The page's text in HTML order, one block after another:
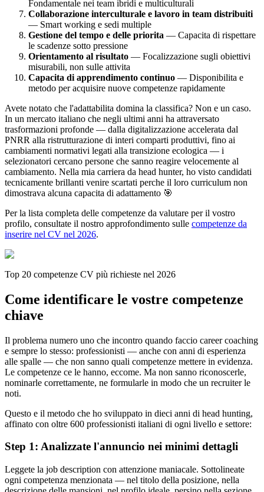
Fondamentale nei team ibridi e multiculturali
Collaborazione interculturale e lavoro in team distribuiti
— Smart working e sedi multiple
Gestione del tempo e delle priorita — Capacita di rispettare
le scadenze sotto pressione
Orientamento al risultato — Focalizzazione sugli obiettivi
misurabili, non sulle attivita
Capacita di apprendimento continuo — Disponibilita e
metodo per acquisire nuove competenze rapidamente
Avete notato che l'adattabilita domina la classifica? Non e un caso.
In un mercato italiano che negli ultimi anni ha attraversato
trasformazioni profonde — dalla digitalizzazione accelerata dal
PNRR alla ristrutturazione di interi comparti produttivi, fino ai
cambiamenti normativi legati alla transizione ecologica — i
selezionatori cercano persone che sanno reagire velocemente al
cambiamento. Nella mia carriera da head hunter, ho visto candidati
tecnicamente brillanti venire scartati perche il loro curriculum non
dimostrava alcuna capacita di adattamento 🎯
Per la lista completa delle competenze da valutare per il vostro
profilo, consultate il nostro approfondimento sulle competenze da
inserire nel CV nel 2026.
Top 20 competenze CV più richieste nel 2026
Come identificare le vostre competenze
chiave
Il problema numero uno che incontro quando faccio career coaching
e sempre lo stesso: professionisti — anche con anni di esperienza
alle spalle — che non sanno quali competenze mettere in evidenza.
Le competenze ce le hanno, eccome. Ma non sanno riconoscerle,
nominarle correttamente, ne formularle in modo che un recruiter le
noti.
Questo e il metodo che ho sviluppato in dieci anni di head hunting,
affinato con oltre 600 professionisti italiani di ogni livello e settore:
Step 1: Analizzate l'annuncio nei minimi dettagli
Leggete la job description con attenzione maniacale. Sottolineate
ogni competenza menzionata — nel titolo della posizione, nella